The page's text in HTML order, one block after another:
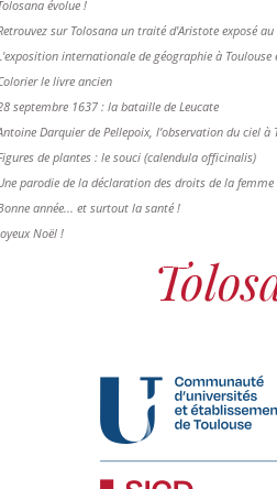
évolue !
sur Tolosana un traité d'Aristote exposé au
internationale de géographie à Toulouse
le livre ancien
septembre 1637 : la bataille de Leucate
Darquier de Pellepoix, l’observation du ciel à
de plantes : le souci (calendula officinalis)
parodie de la déclaration des droits de la femme
année... et surtout la santé !
Noël !